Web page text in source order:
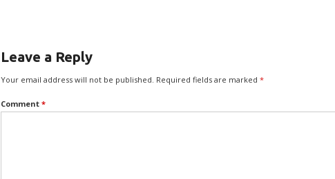
Leave a Reply
Your email address will not be published. Required fields are marked *
Comment *